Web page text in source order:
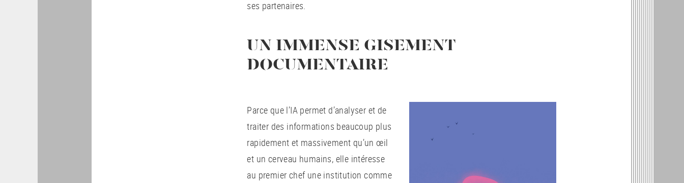
ses partenaires.
UN IMMENSE GISEMENT
DOCUMENTAIRE
Parce que l’IA permet d’analyser et de
traiter des informations beaucoup plus
rapidement et massivement qu’un œil
et un cerveau humains, elle intéresse
au premier chef une institution comme